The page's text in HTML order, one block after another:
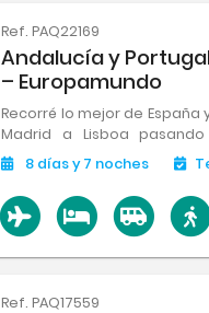
Ref. PAQ22169
Andalucía y
– Europamundo
Recorré lo mejor de España
Madrid a Lisboa
Alhambra. Historia, cultura
en cada parada. ¡Viajá con
8 díasy 7 noches
Ref. PAQ17559